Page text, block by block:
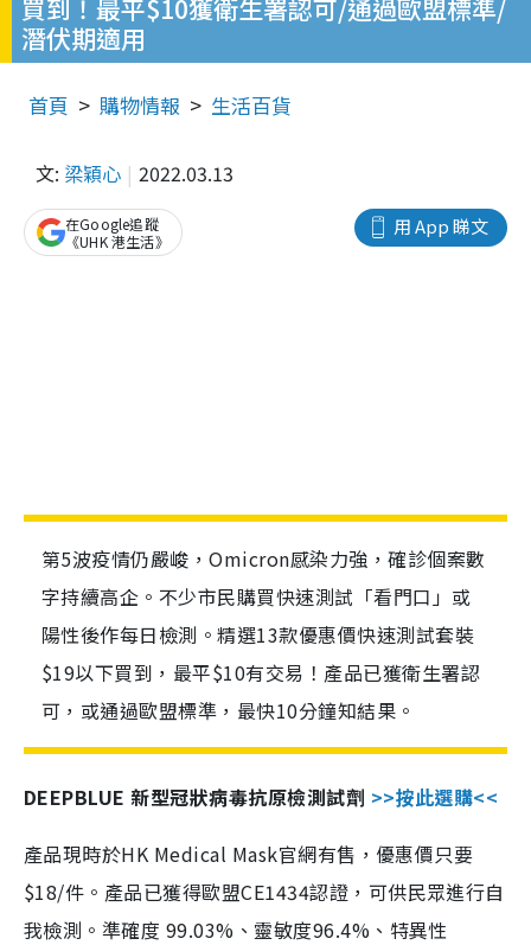
買到！最平$10獲衛生署認可/通過歐盟標準/
潛伏期適用
首頁 購物情報 生活百貨
文: 梁穎心 2022.03.13
用 App 睇文
在Google追蹤
《UHK 港生活》
第5波疫情仍嚴峻，Omicron感染力強，確診個案數
字持續高企。不少市民購買快速測試「看門口」或
陽性後作每日檢測。精選13款優惠價快速測試套裝
$19以下買到，最平$10有交易！產品已獲衛生署認
可，或通過歐盟標準，最快10分鐘知結果。
DEEPBLUE 新型冠狀病毒抗原檢測試劑 >>按此選購<<
產品現時於HK Medical Mask官網有售，優惠價只要
$18/件。產品已獲得歐盟CE1434認證，可供民眾進行自
我檢測。準確度 99.03%、靈敏度96.4%、特異性